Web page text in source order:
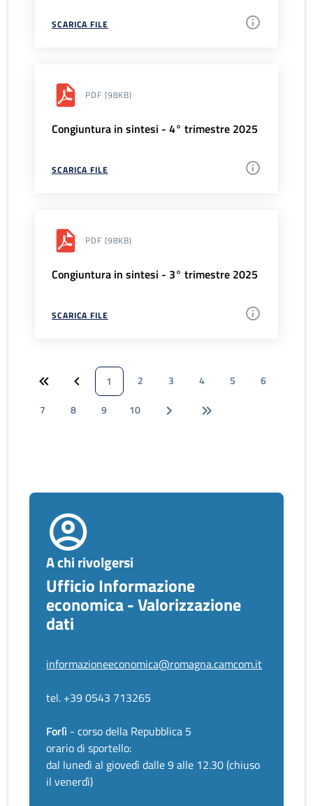
SCARICA FILE
PDF (98KB)
Congiuntura in sintesi - 4° trimestre 2025
SCARICA FILE
PDF (98KB)
Congiuntura in sintesi - 3° trimestre 2025
SCARICA FILE
1 2 3 4 5
6
7
8 9 10
A chi rivolgersi
Ufficio Informazione
economica - Valorizzazione
dati
informazioneeconomica@romagna.camcom.it
tel. +39 0543 713265
Forlì - corso della Repubblica 5
orario di sportello:
dal lunedì al giovedì dalle 9 alle 12.30 (chiuso
il venerdì)